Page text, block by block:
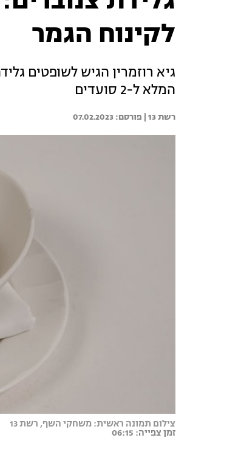
לקינוח הגמר
גיא רוזמרין הגיש לשופטים
המלא ל-2 סועדים
רשת 13 | 07.02.2023
צילום תמונה ראשית: משחקי השף, רשת 13
זמן צפייה: 06:15